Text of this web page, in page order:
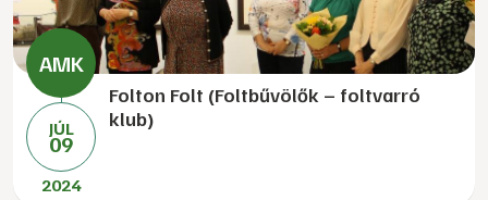
JÚL
09
2024
Folton Folt (Foltbűvölők – foltvarró
klub)